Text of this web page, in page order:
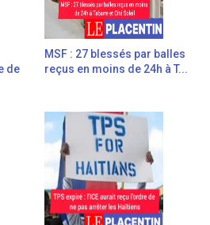
de
MSF : 27 blessés par balles
reçus en moins de 24h à T...